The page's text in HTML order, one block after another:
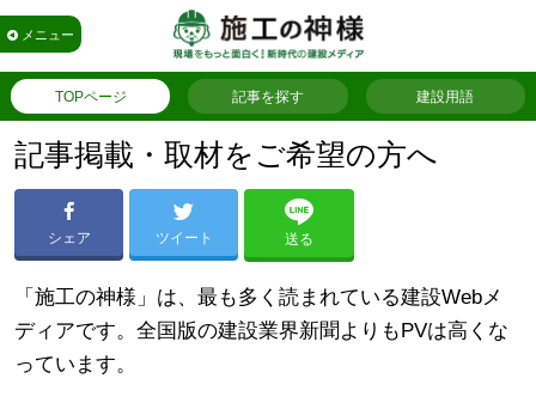
メニュー
TOPページ 記事を探す 建設用語
記事掲載・取材をご希望の方へ
シェア ツイート 送る
「施工の神様」は、最も多く読まれている建設Webメ
ディアです。全国版の建設業界新聞よりもPVは高くな
っています。